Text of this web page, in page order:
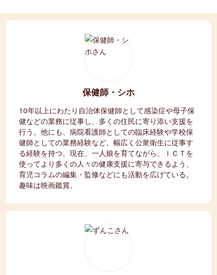
保健師・シホ
10年以上にわたり自治体保健師として感染症や母子保
健などの業務に従事し、多くの住民に寄り添い支援を
行う。他にも、病院看護師としての臨床経験や学校保
健師としての業務経験など、幅広く公衆衛生に従事す
る経験を持つ。現在、一人娘を育てながら、ＩＣＴを
使ってより多くの人々の健康支援に寄与できるよう、
育児コラムの編集・監修などにも活動を広げている。
趣味は映画鑑賞。